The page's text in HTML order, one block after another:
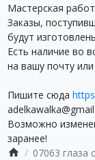
Мастерская
Заказы,
будут
Есть наличие во
на вашу почту
Пишите сюда
Возможно
заранее!
07063 глаза